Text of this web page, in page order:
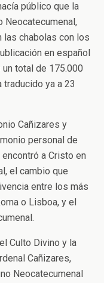
público que la
Neocatecumenal,
las chabolas con los
en español
un total de 175.000
ya a 23
Cañizares y
personal de
a Cristo en
el cambio que
entre los más
o Lisboa, y el
Culto Divino y la
Cañizares,
Neocatecumenal